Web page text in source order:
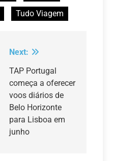
Tudo Viagem
Next:
TAP Portugal
começa a oferecer
voos diários de
Belo Horizonte
para Lisboa em
junho